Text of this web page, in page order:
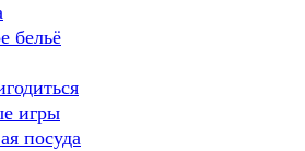
бельё
игры
посуда